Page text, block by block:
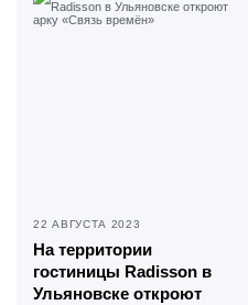
22 АВГУСТА 2023
На территории
гостиницы Radisson в
Ульяновске откроют